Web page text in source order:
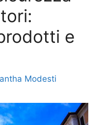
e
Modesti